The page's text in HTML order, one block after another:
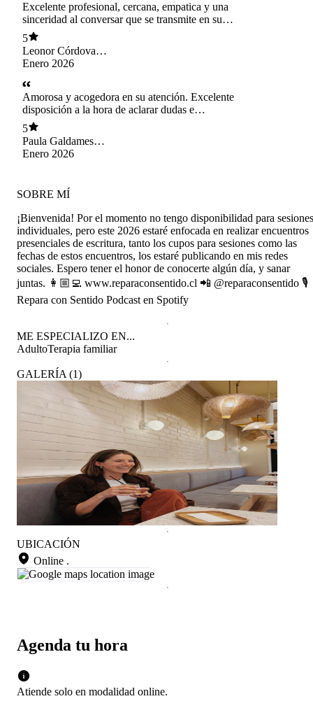
Excelente profesional, cercana, empatica y una
sinceridad al conversar que se transmite en sus
ojos. Maravillosa siempre 🤗🫶
5
Leonor Córdova
Pérez
Enero 2026
Amorosa y acogedora en su atención. Excelente
disposición a la hora de aclarar dudas e
inquietudes. Una experiencia cómoda y grata.
5
Paula Galdames
Cruz
Enero 2026
Agenda tu hora
Atiende solo en modalidad online.
SOBRE MÍ
¡Bienvenida! Por el momento no tengo disponibilidad para sesiones
individuales, pero este 2026 estaré enfocada en realizar encuentros
presenciales de escritura, tanto los cupos para sesiones como las
fechas de estos encuentros, los estaré publicando en mis redes
sociales. Espero tener el honor de conocerte algún día, y sanar
juntas. 👩🏼‍💻 www.reparaconsentido.cl 📲 @reparaconsentido 🎙️
Repara con Sentido Podcast en Spotify
ME ESPECIALIZO EN...
AdultoTerapia familiar
GALERÍA (1)
UBICACIÓN
Online .